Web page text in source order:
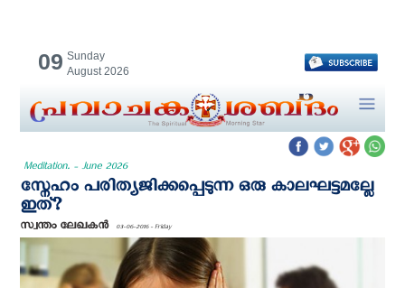
09 Sunday
August 2026
Meditation. - June 2026
സ്നേഹം പരിത്യജിക്കപ്പെടുന്ന ഒരു കാലഘട്ടമല്ലേ
ഇത്?
സ്വന്തം ലേഖകന്‍ 03-06-2016 - Friday